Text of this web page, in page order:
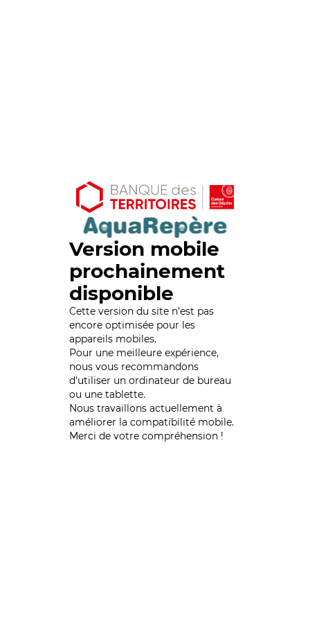
Version mobile
prochainement
disponible
Cette version du site n’est pas
encore optimisée pour les
appareils mobiles.
Pour une meilleure expérience,
nous vous recommandons
d'utiliser un ordinateur de bureau
ou une tablette.
Nous travaillons actuellement à
améliorer la compatibilité mobile.
Merci de votre compréhension !